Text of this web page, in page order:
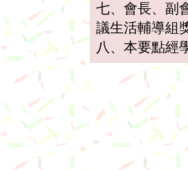
七、會長、副
議生活輔導組
八、本要點經